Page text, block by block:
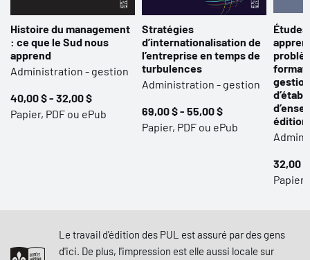
Histoire du management
: ce que le Sud nous
apprend
Administration - gestion
40,00 $ - 32,00 $
Papier, PDF ou ePub
Stratégies
d’internationalisation de
l’entreprise en temps de
turbulences
Administration - gestion
69,00 $ - 55,00 $
Papier, PDF ou ePub
32,00
Papier,
Le travail d'édition des PUL est assuré par des gens
d'ici. De plus, l'impression est elle aussi locale sur